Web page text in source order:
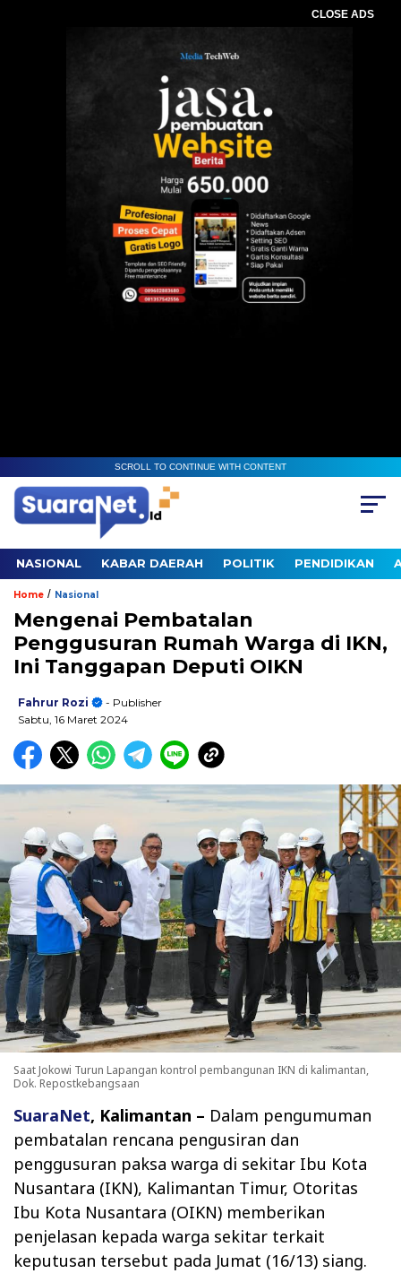
CLOSE ADS
SCROLL TO CONTINUE WITH CONTENT
NASIONAL KABAR DAERAH POLITIK PENDIDIKAN
Home / Nasional
Mengenai Pembatalan
Penggusuran Rumah Warga di IKN,
Ini Tanggapan Deputi OIKN
Fahrur Rozi
- Publisher
Sabtu, 16 Maret 2024
Saat Jokowi Turun Lapangan kontrol pembangunan IKN di kalimantan,
Dok. Repostkebangsaan
‏SuaraNet, Kalimantan – Dalam pengumuman
pembatalan rencana pengusiran dan
penggusuran paksa warga di sekitar Ibu Kota
Nusantara (IKN), Kalimantan Timur, Otoritas
Ibu Kota Nusantara (OIKN) memberikan
penjelasan kepada warga sekitar terkait
keputusan tersebut pada Jumat (16/13) siang.